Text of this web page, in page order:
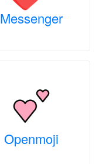
Messenger
Openmoji